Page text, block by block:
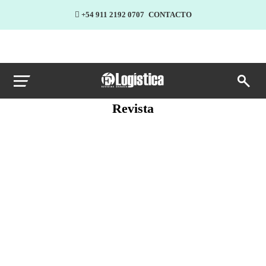
+54 911 2192 0707 CONTACTO
Revista